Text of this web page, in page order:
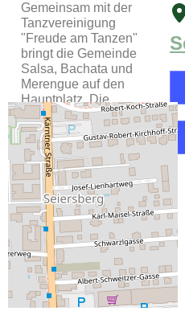
Gemeinsam mit der
Tanzvereinigung
"Freude am Tanzen"
bringt die Gemeinde
Salsa, Bachata und
Merengue auf den
Hauptplatz. Die
Tänze werden erklärt
und gemeinsam
geübt. Für
Unterhaltung sorgt
ein DJ, für die
kulinarische
Bewirtung der
Saborsito-Foodtruck.